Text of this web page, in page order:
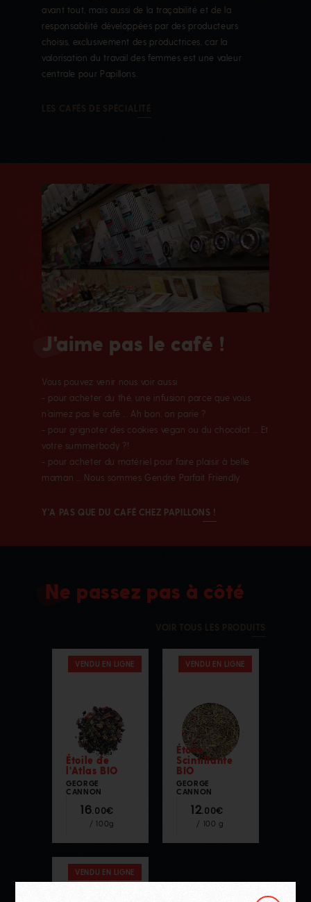
avant tout, mais aussi de la traçabilité et de la
responsabilité développées par des producteurs
choisis, exclusivement des productrices, car la
valorisation du travail des femmes est une valeur
centrale pour Papillons.
LES CAFÉS DE SPÉCIALITÉ
J'aime pas le café !
Vous pouvez venir nous voir aussi
- pour acheter du thé, une infusion parce que vous
n’aimez pas le café ... Ah bon, on parie ?
- pour grignoter des cookies vegan ou du chocolat ... Et
votre summerbody ?!
- pour acheter du matériel pour faire plaisir à belle
maman ... Nous sommes Gendre Parfait Friendly
Y'A PAS QUE DU CAFÉ CHEZ PAPILLONS !
Ne passez pas à côté
VOIR TOUS LES PRODUITS
VENDU EN LIGNE
Étoile de
l'Atlas BIO
GEORGE
CANNON
16.00€
/ 100g
VENDU EN LIGNE
Étoile
Scintillante
BIO
GEORGE
CANNON
12.00€
/ 100 g
VENDU EN LIGNE